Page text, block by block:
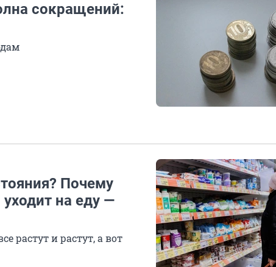
сокращений:
Почему
уходит на еду —
растут и растут, а вот